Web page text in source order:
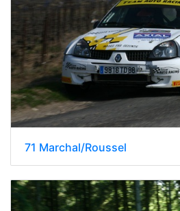
71 Marchal/Roussel